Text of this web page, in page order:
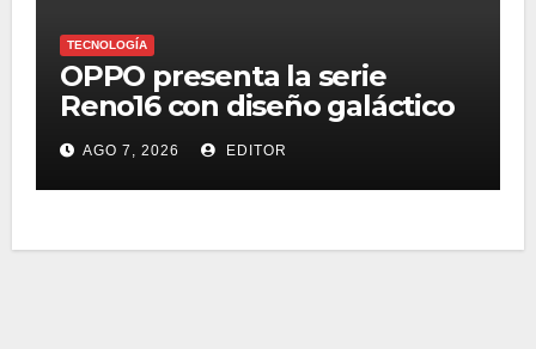
TECNOLOGÍA
OPPO presenta la serie
Reno16 con diseño galáctico
3D, zoom retrato pro 3.5x y
selfie ultra gran angular 50
MP
AGO 7, 2026 EDITOR